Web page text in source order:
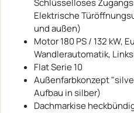
Elektrische
und außen)
Motor 180 PS / 132 kW,
Wandlerautomatik,
FIat Serie 10
Außenfarbkonzept
Aufbau in silber)
Dachmarkise